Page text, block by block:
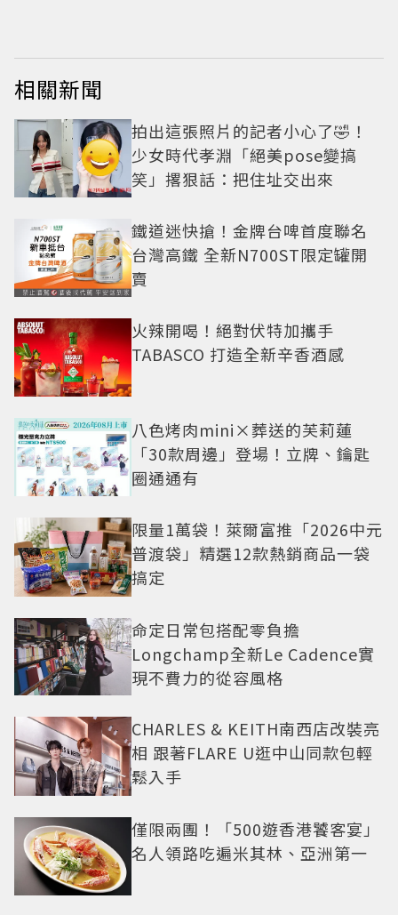
相關新聞
拍出這張照片的記者小心了🤣！
少女時代孝淵「絕美pose變搞
笑」撂狠話：把住址交出來
鐵道迷快搶！金牌台啤首度聯名
台灣高鐵 全新N700ST限定罐開
賣
火辣開喝！絕對伏特加攜手
TABASCO 打造全新辛香酒感
八色烤肉mini×葬送的芙莉蓮
「30款周邊」登場！立牌、鑰匙
圈通通有
限量1萬袋！萊爾富推「2026中元
普渡袋」精選12款熱銷商品一袋
搞定
命定日常包搭配零負擔
Longchamp全新Le Cadence實
現不費力的從容風格
CHARLES & KEITH南西店改裝亮
相 跟著FLARE U逛中山同款包輕
鬆入手
僅限兩團！「500遊香港饕客宴」
名人領路吃遍米其林、亞洲第一